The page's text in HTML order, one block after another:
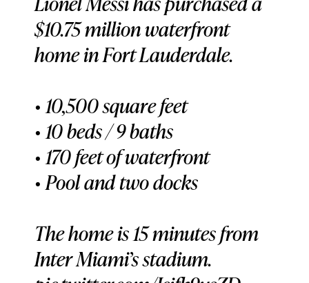
$10.75 million waterfront
home in Fort Lauderdale.
• 10,500 square feet
• 10 beds / 9 baths
• 170 feet of waterfront
• Pool and two docks
The home is 15 minutes from
Inter Miami’s stadium.